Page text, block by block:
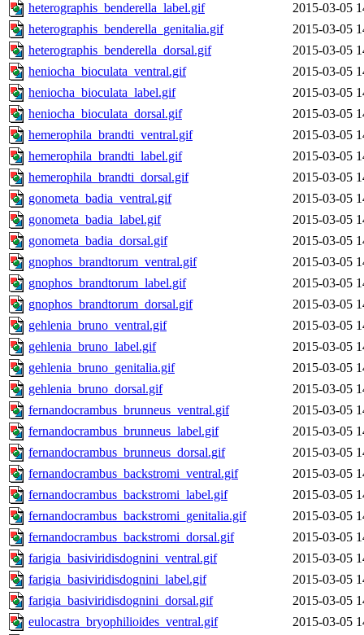
heterographis_benderella_label.gif
2015-03-05
heterographis_benderella_genitalia.gif
2015-03-05
heterographis_benderella_dorsal.gif
2015-03-05
heniocha_bioculata_ventral.gif
2015-03-05
heniocha_bioculata_label.gif
2015-03-05
heniocha_bioculata_dorsal.gif
2015-03-05
hemerophila_brandti_ventral.gif
2015-03-05
hemerophila_brandti_label.gif
2015-03-05
hemerophila_brandti_dorsal.gif
2015-03-05
gonometa_badia_ventral.gif
2015-03-05
gonometa_badia_label.gif
2015-03-05
gonometa_badia_dorsal.gif
2015-03-05
gnophos_brandtorum_ventral.gif
2015-03-05
gnophos_brandtorum_label.gif
2015-03-05
gnophos_brandtorum_dorsal.gif
2015-03-05
gehlenia_bruno_ventral.gif
2015-03-05
gehlenia_bruno_label.gif
2015-03-05
gehlenia_bruno_genitalia.gif
2015-03-05
gehlenia_bruno_dorsal.gif
2015-03-05
fernandocrambus_brunneus_ventral.gif
2015-03-05
fernandocrambus_brunneus_label.gif
2015-03-05
fernandocrambus_brunneus_dorsal.gif
2015-03-05
fernandocrambus_backstromi_ventral.gif
2015-03-05
fernandocrambus_backstromi_label.gif
2015-03-05
fernandocrambus_backstromi_genitalia.gif
2015-03-05
fernandocrambus_backstromi_dorsal.gif
2015-03-05
farigia_basiviridisdognini_ventral.gif
2015-03-05
farigia_basiviridisdognini_label.gif
2015-03-05
farigia_basiviridisdognini_dorsal.gif
2015-03-05
eulocastra_bryophilioides_ventral.gif
2015-03-05